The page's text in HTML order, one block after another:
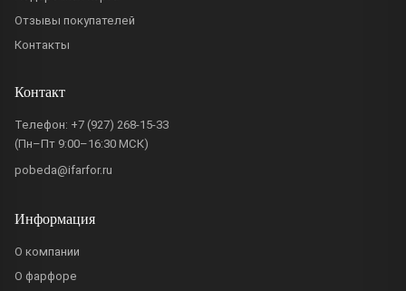
Отзывы покупателей
Контакты
Контакт
Телефон: +7 (927) 268-15-33
(Пн–Пт 9:00–16:30 МСК)
pobeda@ifarfor.ru
Информация
О компании
О фарфоре